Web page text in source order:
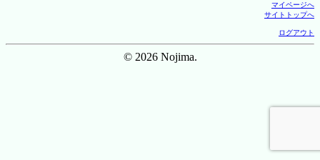
マイページへ
サイトトップへ
ログアウト
© 2026 Nojima.